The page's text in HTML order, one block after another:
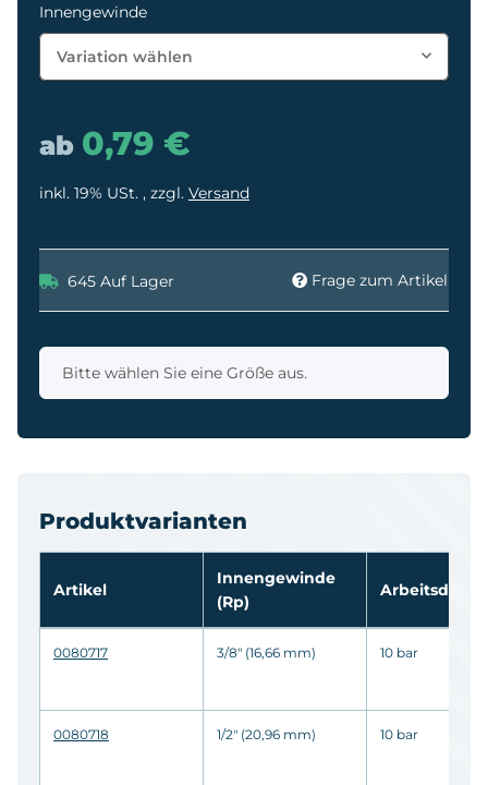
Innengewinde
Variation wählen
ab 0,79 €
inkl. 19% USt. , zzgl. Versand
645 Auf Lager Frage zum Artikel
x
Bitte wählen Sie eine Größe aus.
Produktvarianten
Artikel
Innengewinde
(Rp)
Arbeitsdruck
0080717 3/8" (16,66 mm) 10 bar
0080718 1/2" (20,96 mm) 10 bar